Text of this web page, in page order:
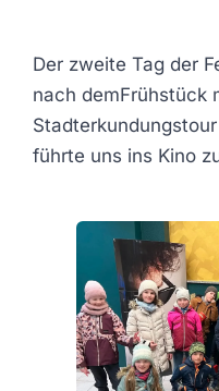
Der zweite Tag der
nach demFrühstück
führte uns ins Kino